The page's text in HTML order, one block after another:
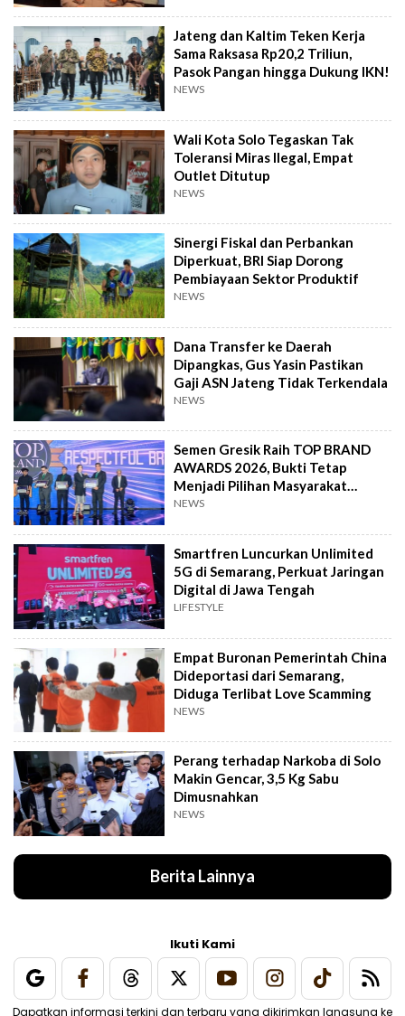
Jateng dan Kaltim Teken Kerja
Sama Raksasa Rp20,2 Triliun,
Pasok Pangan hingga Dukung IKN!
NEWS
Wali Kota Solo Tegaskan Tak
Toleransi Miras Ilegal, Empat
Outlet Ditutup
NEWS
Sinergi Fiskal dan Perbankan
Diperkuat, BRI Siap Dorong
Pembiayaan Sektor Produktif
NEWS
Dana Transfer ke Daerah
Dipangkas, Gus Yasin Pastikan
Gaji ASN Jateng Tidak Terkendala
NEWS
Semen Gresik Raih TOP BRAND
AWARDS 2026, Bukti Tetap
Menjadi Pilihan Masyarakat
Indonesia
NEWS
Smartfren Luncurkan Unlimited
5G di Semarang, Perkuat Jaringan
Digital di Jawa Tengah
LIFESTYLE
Empat Buronan Pemerintah China
Dideportasi dari Semarang,
Diduga Terlibat Love Scamming
NEWS
Perang terhadap Narkoba di Solo
Makin Gencar, 3,5 Kg Sabu
Dimusnahkan
NEWS
Berita Lainnya
Ikuti Kami
Dapatkan informasi terkini dan terbaru yang dikirimkan langsung ke